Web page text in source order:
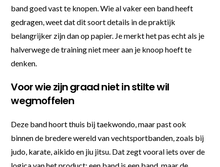
band goed vast te knopen. Wie al vaker een band heeft
gedragen, weet dat dit soort details in de praktijk
belangrijker zijn dan op papier. Je merkt het pas echt als je
halverwege de training niet meer aan je knoop hoeft te
denken.
Voor wie zijn graad niet in stilte wil
wegmoffelen
Deze band hoort thuis bij taekwondo, maar past ook
binnen de bredere wereld van vechtsportbanden, zoals bij
judo, karate, aikido en jiu jitsu. Dat zegt vooral iets over de